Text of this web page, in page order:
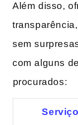
Além disso,
sem
com alguns
⁤procurados:
Serviço